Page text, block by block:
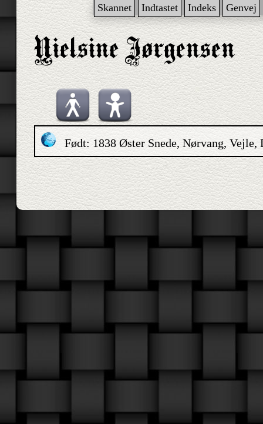
Skannet Indtastet Indeks Genvej
Født: 1838 Øster Snede, Nørvang, Vejle,